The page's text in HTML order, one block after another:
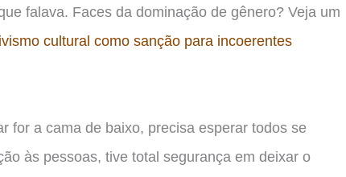
falava. Faces da dominação de gênero? Veja um
cultural como sanção para incoerentes
for a cama de baixo, precisa esperar todos se
às pessoas, tive total segurança em deixar o